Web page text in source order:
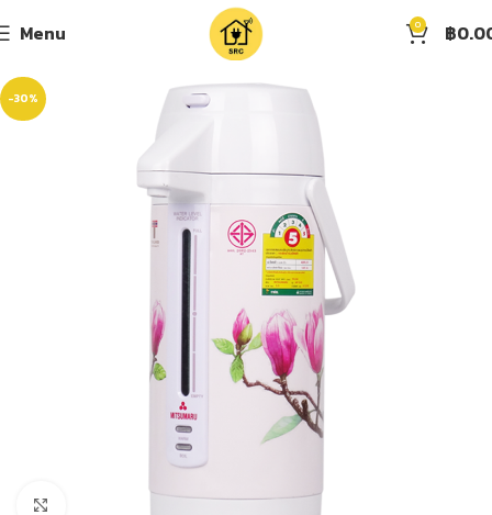
Menu 0 ฿
-30%
Click to enlarge